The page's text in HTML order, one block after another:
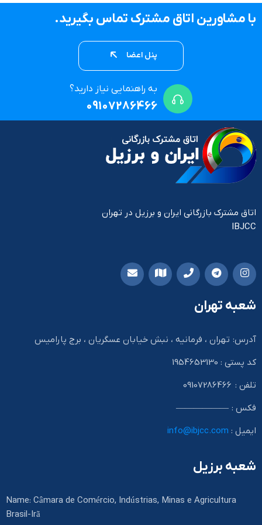
با مشاورین اتاق مشترک تماس بگیرید.
پنل اعضا
به راهنمایی نیاز دارید؟
09107286466
اتاق مشترک بازرگانی ایران و برزیل در تهران
IBJCC
شعبه تهران
آدرس: تهران ، فرمانیه ، نبش خیابان عسگریان ، برج پارامیس
کد پستی : 1954653130
تلفن : 09107286466
فکس : ——————
ایمیل : info@ibjcc.com
شعبه برزیل
Name: Câmara de Comércio, Indústrias, Minas e Agricultura
Brasil-Irã